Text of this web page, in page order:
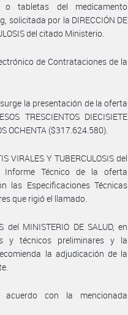
o tabletas del medicamento
solicitada por la DIRECCIÓN DE
del citado Ministerio.
de Contrataciones de la
la presentación de la oferta
TRESCIENTOS DIECISIETE
OCHENTA ($317.624.580).
VIRALES Y TUBERCULOSIS del
Informe Técnico de la oferta
las Especificaciones Técnicas
que rigió el llamado.
del MINISTERIO DE SALUD, en
y técnicos preliminares y la
la adjudicación de la
con la mencionada